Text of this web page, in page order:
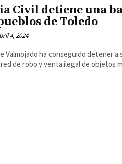
Civil detiene una
de Toledo
4, 2024
Valmojado ha conseguido detener a
de robo y venta ilegal de objetos